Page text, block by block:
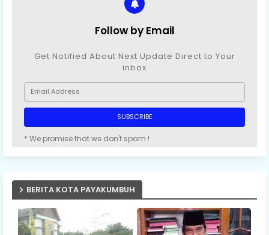
Follow by Email
Get Notified About Next Update Direct to Your
inbox
* We promise that we don't spam !
BERITA KOTA PAYAKUMBUH